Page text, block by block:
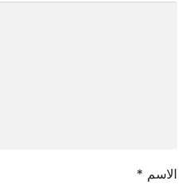
الاسم *